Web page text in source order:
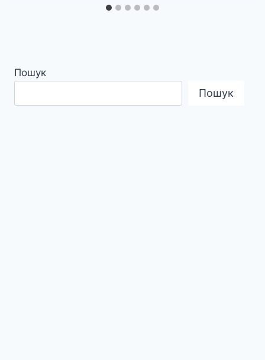
Пошук
Пошук